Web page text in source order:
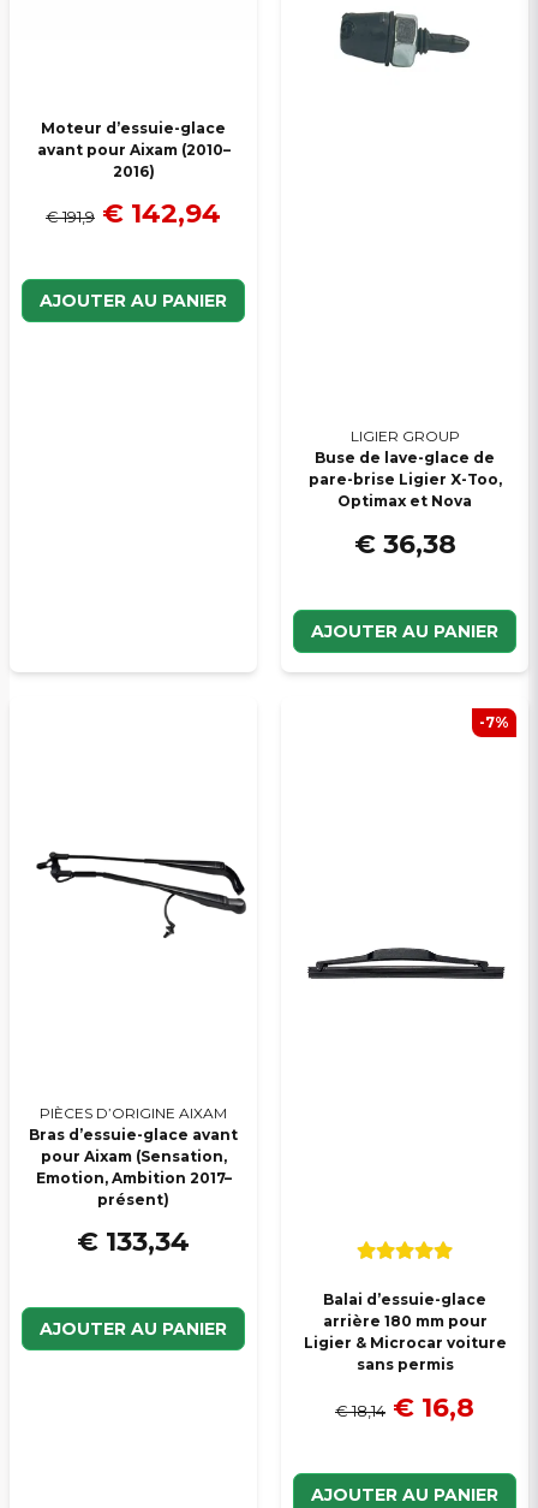
Moteur d’essuie-glace
avant pour Aixam (2010–
2016)
€ 191,9 € 142,94
AJOUTER AU PANIER
LIGIER GROUP
Buse de lave-glace de
pare-brise Ligier X-Too,
Optimax et Nova
€ 36,38
AJOUTER AU PANIER
PIÈCES D’ORIGINE AIXAM
Bras d’essuie-glace avant
pour Aixam (Sensation,
Emotion, Ambition 2017–
présent)
€ 133,34
AJOUTER AU PANIER
Balai d’essuie-glace
arrière 180 mm pour
Ligier & Microcar voiture
sans permis
€ 18,14 € 16,8
AJOUTER AU PANIER
-7%